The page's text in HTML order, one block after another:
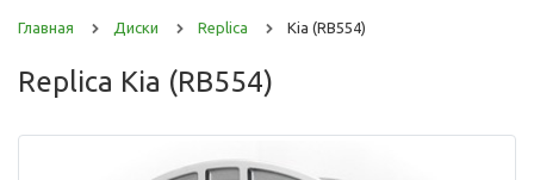
Главная Диски Replica Kia (RB554)
Replica Kia (RB554)